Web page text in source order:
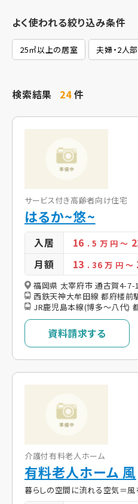
よく使われる絞り込み条件
25㎡以上の居室 夫婦・2人
検索結果 24件
サービス付き高齢者向け住宅
はるか~悠~
入居 16 . 5 万 円～
月額 13 . 36万 円 ～
福岡県 太宰府市 通古賀4-7-
西鉄天神大牟田線 都府楼前
JR鹿児島本線(博多～八代)
資料請求する
介護付有料老人ホーム
有料老人ホーム 風
暮らしの空間に流れる空気＝風